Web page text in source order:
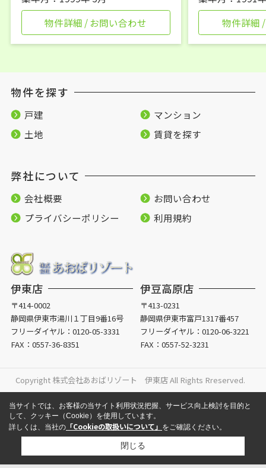
物件詳細 / お問い合わせ
物件詳細
物件を探す
戸建
マンション
土地
賃貸を探す
弊社について
会社概要
お問い合わせ
プライバシーポリシー
利用規約
伊東店
〒414-0002
静岡県伊東市湯川１丁目9番16号
フリーダイヤル： 0120-05-3331
FAX：0557-36-8351
伊豆高原店
〒413-0231
静岡県伊東市富戸1317番457
フリーダイヤル：0120-06-3221
FAX：0557-52-3231
Copyright 株式会社あおばリゾート 伊東店 All Rights Rreserved.
当サイトでは、お客様の当サイト利用状況把握、サービス向上検討を目的と
して、クッキー（Cookie）を使用しています。
詳しくは、当社の 「Cookieの取扱いについて」 をご確認ください。
閉じる